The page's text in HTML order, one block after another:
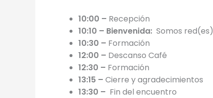
10:00 – Recepción
10:10 – Bienvenida: Somos red(es)
10:30 – Formación
12:00 – Descanso Café
12:30 – Formación
13:15 – Cierre y agradecimientos
13:30 – Fin del encuentro